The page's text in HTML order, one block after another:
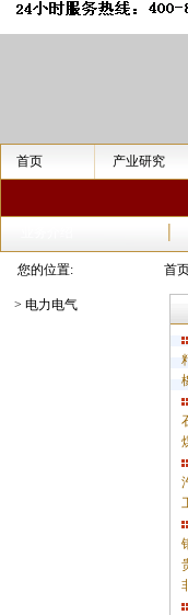
首页 产业研究
您的位置: 首
> 电力电气